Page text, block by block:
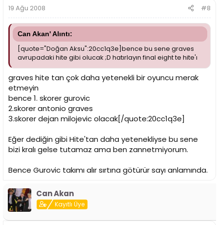
19 Ağu 2008 #8
Can Akan' Alıntı:
[quote="Doğan Aksu":20cc1q3e]bence bu sene graves
avrupadaki hite gibi olucak ;D hatırlayın final eight te hite'ı
graves hite tan çok daha yetenekli bir oyuncu merak
etmeyin
bence 1. skorer gurovic
2.skorer antonio graves
3.skorer dejan milojevic olacak[/quote:20cc1q3e]
Eğer dediğin gibi Hite'tan daha yetenekliyse bu sene
bizi kralı gelse tutamaz ama ben zannetmiyorum.
Bence Gurovic takımı alır sırtına götürür sayı anlamında.
Can Akan
Kayıtlı Üye